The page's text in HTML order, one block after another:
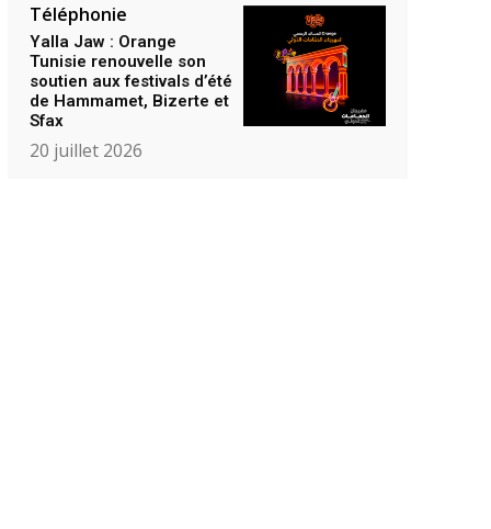
Téléphonie
Yalla Jaw : Orange
Tunisie renouvelle son
soutien aux festivals d’été
de Hammamet, Bizerte et
Sfax
20 juillet 2026